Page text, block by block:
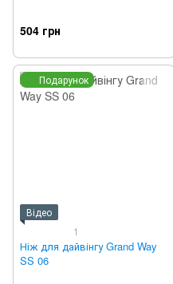
504 грн
Подарунок
Відео
1
Ніж для дайвінгу Grand Way
SS 06